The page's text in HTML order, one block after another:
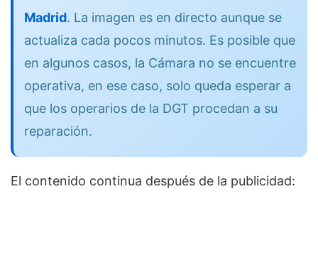
Madrid. La imagen es en directo aunque se
actualiza cada pocos minutos. Es posible que
en algunos casos, la Cámara no se encuentre
operativa, en ese caso, solo queda esperar a
que los operarios de la DGT procedan a su
reparación.
El contenido continua después de la publicidad: